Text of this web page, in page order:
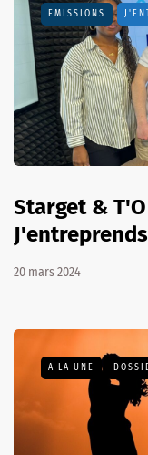
EMISSIONS
Starget &
20 mars 2024
A LA UNE